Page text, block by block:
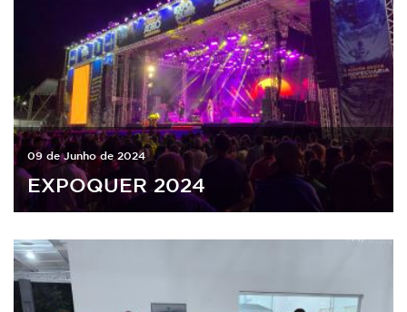
09 de Junho de 2024
EXPOQUER 2024